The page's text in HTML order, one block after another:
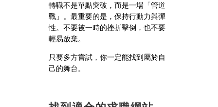
轉職不是單點突破，而是一場「管道
戰」。最重要的是，保持行動力與彈
性。不要被一時的挫折擊倒，也不要
輕易放棄。
只要多方嘗試，你一定能找到屬於自
己的舞台。